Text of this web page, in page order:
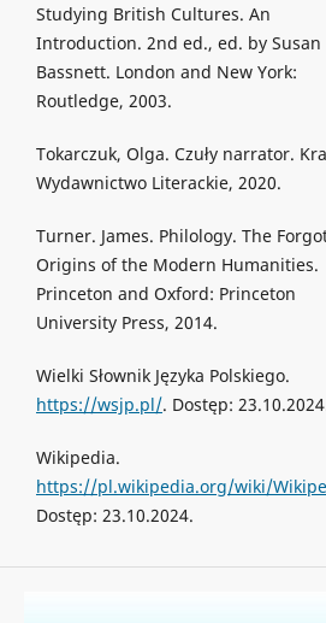
Studying British Cultures. An
Introduction. 2nd ed., ed. by Susan
Bassnett. London and New York:
Routledge, 2003.
Tokarczuk, Olga. Czuły narrator.
Wydawnictwo Literackie, 2020.
Turner. James. Philology. The
Origins of the Modern Humanities.
Princeton and Oxford: Princeton
University Press, 2014.
Wielki Słownik Języka Polskiego.
https://wsjp.pl/. Dostęp:
Wikipedia.
https://pl.wikipedia.org/wiki/
Dostęp: 23.10.2024.